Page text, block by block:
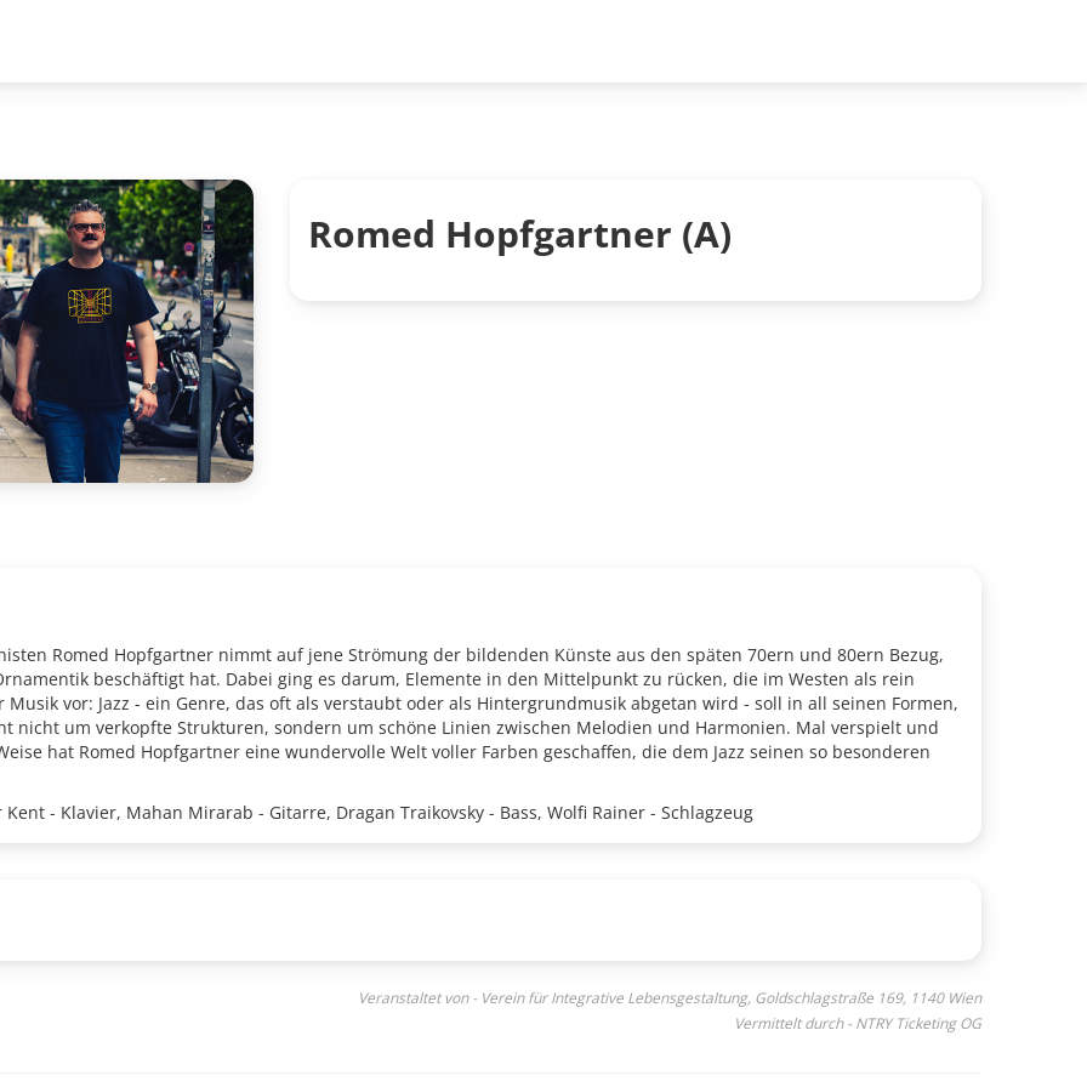
Romed Hopfgartner (A)
Romed Hopfgartner nimmt auf jene Strömung der bildenden Künste aus den späten 70ern und 80ern Bezug,
beschäftigt hat. Dabei ging es darum, Elemente in den Mittelpunkt zu rücken, die im Westen als rein
vor: Jazz - ein Genre, das oft als verstaubt oder als Hintergrundmusik abgetan wird - soll in all seinen Formen,
nicht um verkopfte Strukturen, sondern um schöne Linien zwischen Melodien und Harmonien. Mal verspielt und
hat Romed Hopfgartner eine wundervolle Welt voller Farben geschaffen, die dem Jazz seinen so besonderen
- Klavier, Mahan Mirarab - Gitarre, Dragan Traikovsky - Bass, Wolfi Rainer - Schlagzeug
Veranstaltet von - Verein für Integrative Lebensgestaltung, Goldschlagstraße 169, 1140 Wien
Vermittelt durch - NTRY Ticketing OG